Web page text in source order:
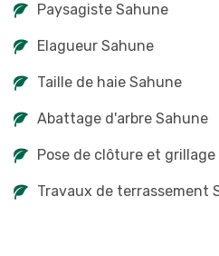
Paysagiste Sahune
Elagueur Sahune
Taille de haie Sahune
Abattage d'arbre Sahune
Pose de clôture et grillage
Travaux de terrassement